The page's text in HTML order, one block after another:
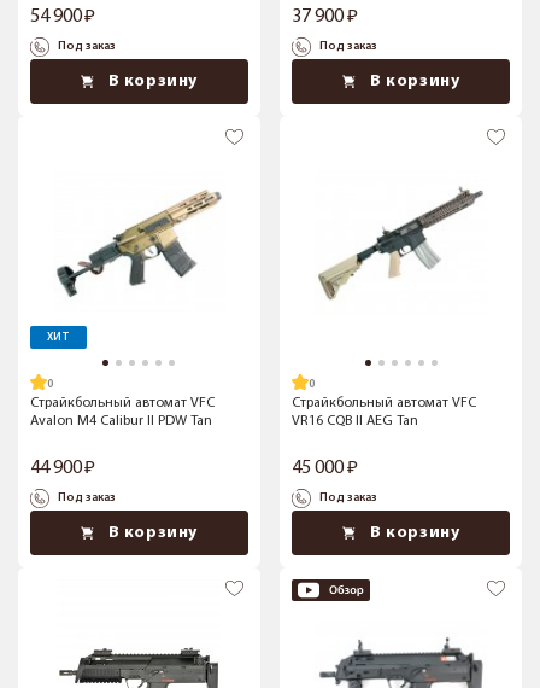
54 900
Под заказ
В корзину
37 900
Под заказ
В корзину
ХИТ
Страйкбольный автомат VFC
Avalon M4 Calibur II PDW Tan
44 900
Под заказ
В корзину
Страйкбольный автомат VFC
VR16 CQB II AEG Tan
45 000
Под заказ
В корзину